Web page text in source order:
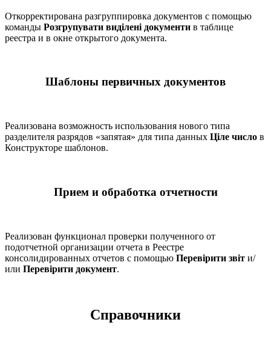
Откорректирована разгруппировка документов с помощью
команды Розгрупувати виділені документи в таблице
реестра и в окне открытого документа.
Шаблоны первичных документов
Реализована возможность использования нового типа
разделителя разрядов «запятая» для типа данных Ціле число в
Конструкторе шаблонов.
Прием и обработка отчетности
Реализован функционал проверки полученного от
подотчетной организации отчета в Реестре
консолидированных отчетов с помощью Перевірити звіт и/
или Перевірити документ.
Справочники